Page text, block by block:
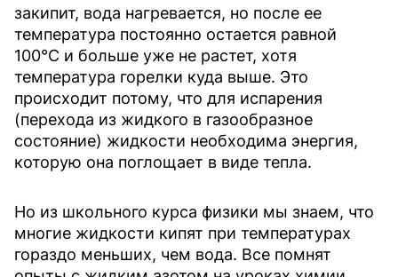
закипит, вода нагревается, но после ее
температура постоянно остается равной
100°C и больше уже не растет, хотя
температура горелки куда выше. Это
происходит потому, что для испарения
(перехода из жидкого в газообразное
состояние) жидкости необходима энергия,
которую она поглощает в виде тепла.
Но из школьного курса физики мы знаем, что
многие жидкости кипят при температурах
гораздо меньших, чем вода. Все помнят